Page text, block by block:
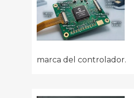
marca del controlador.